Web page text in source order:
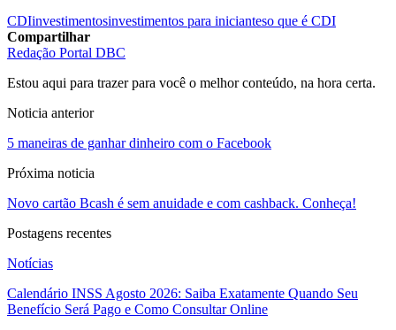
CDIinvestimentosinvestimentos para inicianteso que é CDI
Compartilhar
Redação Portal DBC
Estou aqui para trazer para você o melhor conteúdo, na hora certa.
Noticia anterior
5 maneiras de ganhar dinheiro com o Facebook
Próxima noticia
Novo cartão Bcash é sem anuidade e com cashback. Conheça!
Postagens recentes
Notícias
Calendário INSS Agosto 2026: Saiba Exatamente Quando Seu
Benefício Será Pago e Como Consultar Online